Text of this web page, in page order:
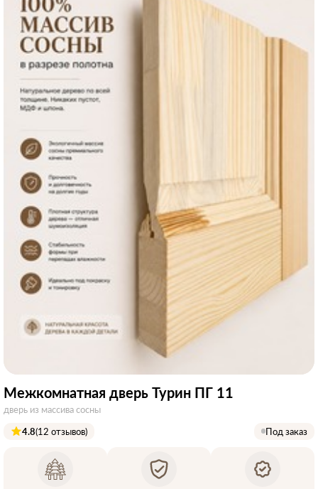
Межкомнатная дверь Турин ПГ 11
дверь из массива сосны
4.8(12 отзывов) Под заказ